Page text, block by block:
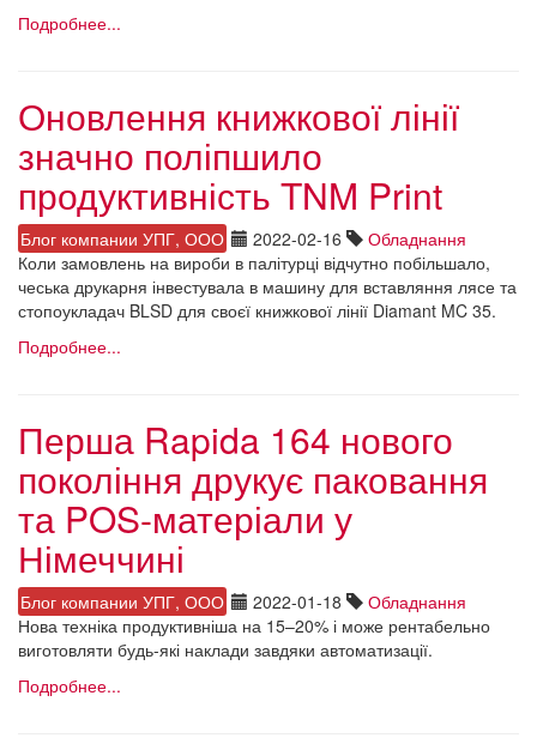
Подробнее...
Оновлення книжкової лінії
значно поліпшило
продуктивність TNM Print
Блог компании УПГ, ООО 2022-02-16
Обладнання
Коли замовлень на вироби в палітурці відчутно побільшало,
чеська друкарня інвестувала в машину для вставляння лясе та
стопоукладач BLSD для своєї книжкової лінії Diamant MC 35.
Подробнее...
Перша Rapida 164 нового
покоління друкує паковання
та POS-матеріали у
Німеччині
Блог компании УПГ, ООО 2022-01-18
Обладнання
Нова техніка продуктивніша на 15–20% і може рентабельно
виготовляти будь-які наклади завдяки автоматизації.
Подробнее...